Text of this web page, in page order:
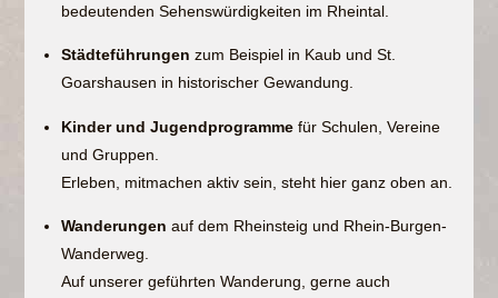
bedeutenden Sehenswürdigkeiten im Rheintal.
Städteführungenzum Beispiel in Kaub und St.
Goarshausen in historischer Gewandung.
Kinder und Jugendprogramme für Schulen, Vereine
und Gruppen.
Erleben, mitmachen aktiv sein, steht hier ganz oben an.
Wanderungen auf dem Rheinsteig und Rhein-Burgen-
Wanderweg.
Auf unserer geführten Wanderung, gerne auch